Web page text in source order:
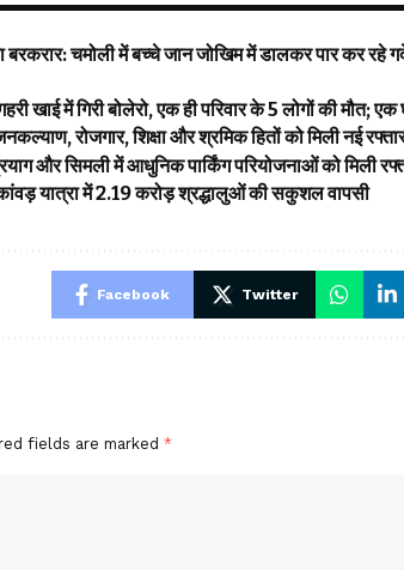
बरकरार: चमोली में बच्चे जान जोखिम में डालकर पार कर रहे
खाई में गिरी बोलेरो, एक ही परिवार के 5 लोगों की मौत;
रोजगार, शिक्षा और श्रमिक हितों को मिली नई
और सिमली में आधुनिक पार्किंग परियोजनाओं को मिली
यात्रा में 2.19 करोड़ श्रद्धालुओं की सकुशल वापसी
Facebook Twitter
fields are marked *